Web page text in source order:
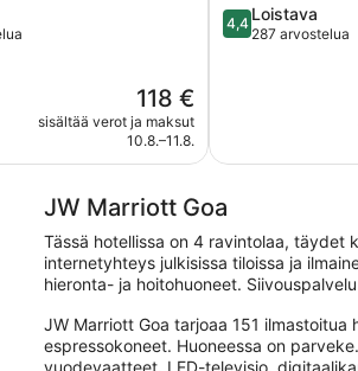
Hinta
on
118 €
118 €
sisältää verot ja maksut
10.8.–11.8.
4.4
kautta
4,4 Loistava
287 arvostelua
JW Marriott Goa
Tässä hotellissa on 4 ravintolaa, täydet
internetyhteys julkisissa tiloissa ja
hieronta- ja hoitohuoneet.
JW Marriott Goa tarjoaa 151
espressokoneet. Huoneessa on
vuodevaatteet. LED-televisio,